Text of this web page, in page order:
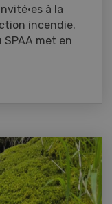
à la
incendie.
met en